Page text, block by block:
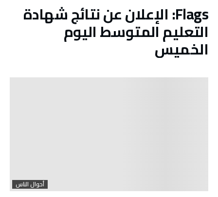
Flags: الإعلان عن نتائج شهادة
التعليم المتوسط اليوم
الخميس
أحوال الناس